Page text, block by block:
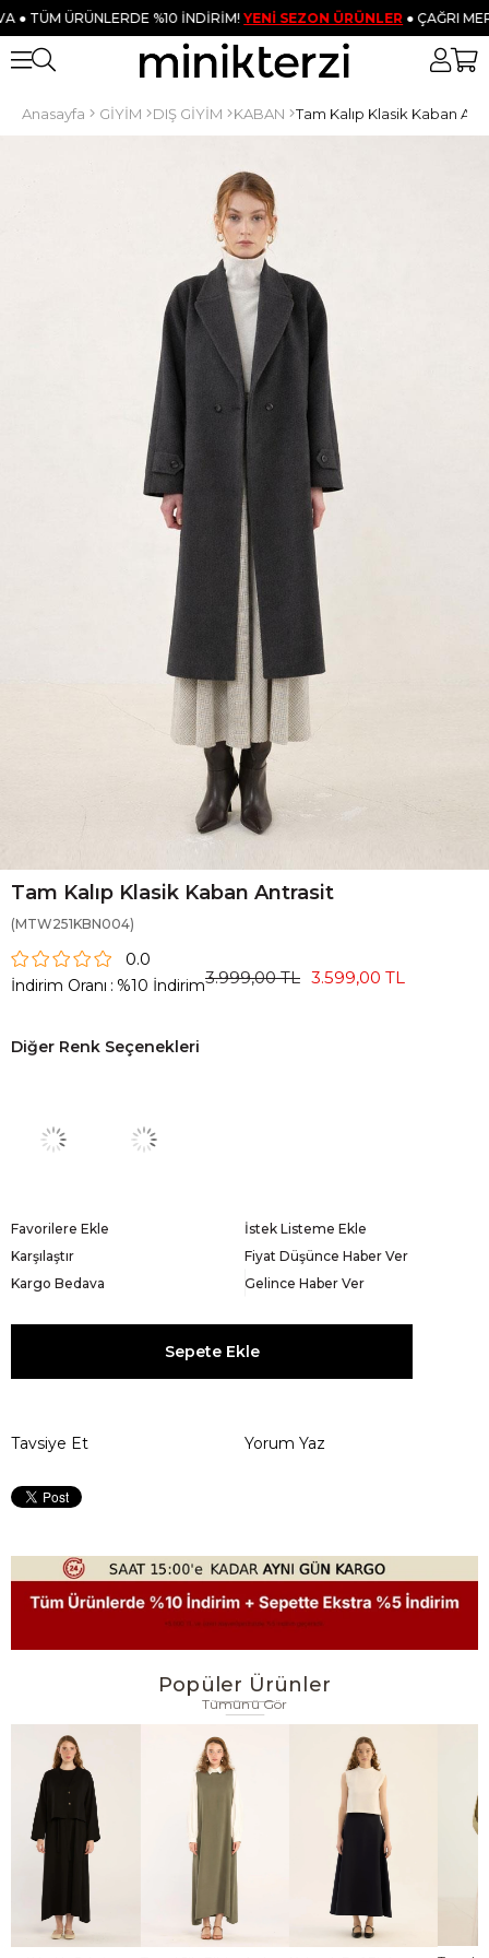
ÜRÜNLERDE %10 İNDİRİM!YENİ SEZON ÜRÜNLER● ÇAĞRI MERKEZİ
Anasayfa GİYİM DIŞ GİYİM KABAN Tam Kalıp Klasik Kaban
Tam Kalıp Klasik Kaban Antrasit
(MTW251KBN004)
0.0
İndirim Oranı : %10 İndirim3.999,00 TL 3.599,00 TL
Diğer Renk Seçenekleri
Favorilere Ekle
İstek Listeme Ekle
Karşılaştır
Fiyat Düşünce Haber Ver
Kargo Bedava
Gelince Haber Ver
Tavsiye Et Yorum Yaz
Popüler Ürünler
Tümünü Gör